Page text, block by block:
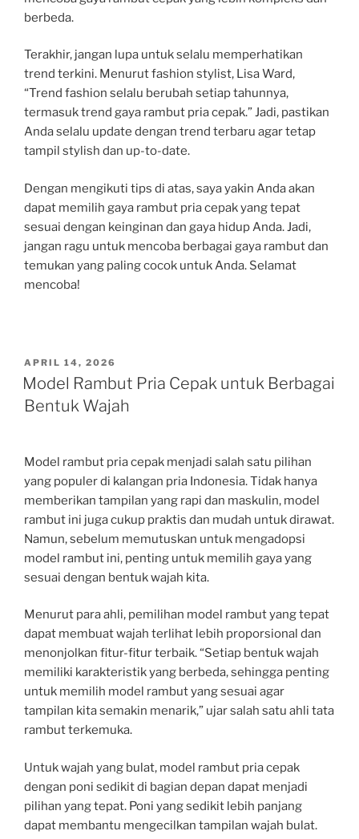
berbeda.
Terakhir, jangan lupa untuk selalu memperhatikan
trend terkini. Menurut fashion stylist, Lisa Ward,
“Trend fashion selalu berubah setiap tahunnya,
termasuk trend gaya rambut pria cepak.” Jadi, pastikan
Anda selalu update dengan trend terbaru agar tetap
tampil stylish dan up-to-date.
Dengan mengikuti tips di atas, saya yakin Anda akan
dapat memilih gaya rambut pria cepak yang tepat
sesuai dengan keinginan dan gaya hidup Anda. Jadi,
jangan ragu untuk mencoba berbagai gaya rambut dan
temukan yang paling cocok untuk Anda. Selamat
mencoba!
POSTED
ON
APRIL 14, 2026
Model Rambut Pria Cepak untuk Berbagai
Bentuk Wajah
Model rambut pria cepak menjadi salah satu pilihan
yang populer di kalangan pria Indonesia. Tidak hanya
memberikan tampilan yang rapi dan maskulin, model
rambut ini juga cukup praktis dan mudah untuk dirawat.
Namun, sebelum memutuskan untuk mengadopsi
model rambut ini, penting untuk memilih gaya yang
sesuai dengan bentuk wajah kita.
Menurut para ahli, pemilihan model rambut yang tepat
dapat membuat wajah terlihat lebih proporsional dan
menonjolkan fitur-fitur terbaik. “Setiap bentuk wajah
memiliki karakteristik yang berbeda, sehingga penting
untuk memilih model rambut yang sesuai agar
tampilan kita semakin menarik,” ujar salah satu ahli tata
rambut terkemuka.
Untuk wajah yang bulat, model rambut pria cepak
dengan poni sedikit di bagian depan dapat menjadi
pilihan yang tepat. Poni yang sedikit lebih panjang
dapat membantu mengecilkan tampilan wajah bulat.